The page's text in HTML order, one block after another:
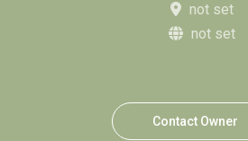
not set
not set
Contact Owner